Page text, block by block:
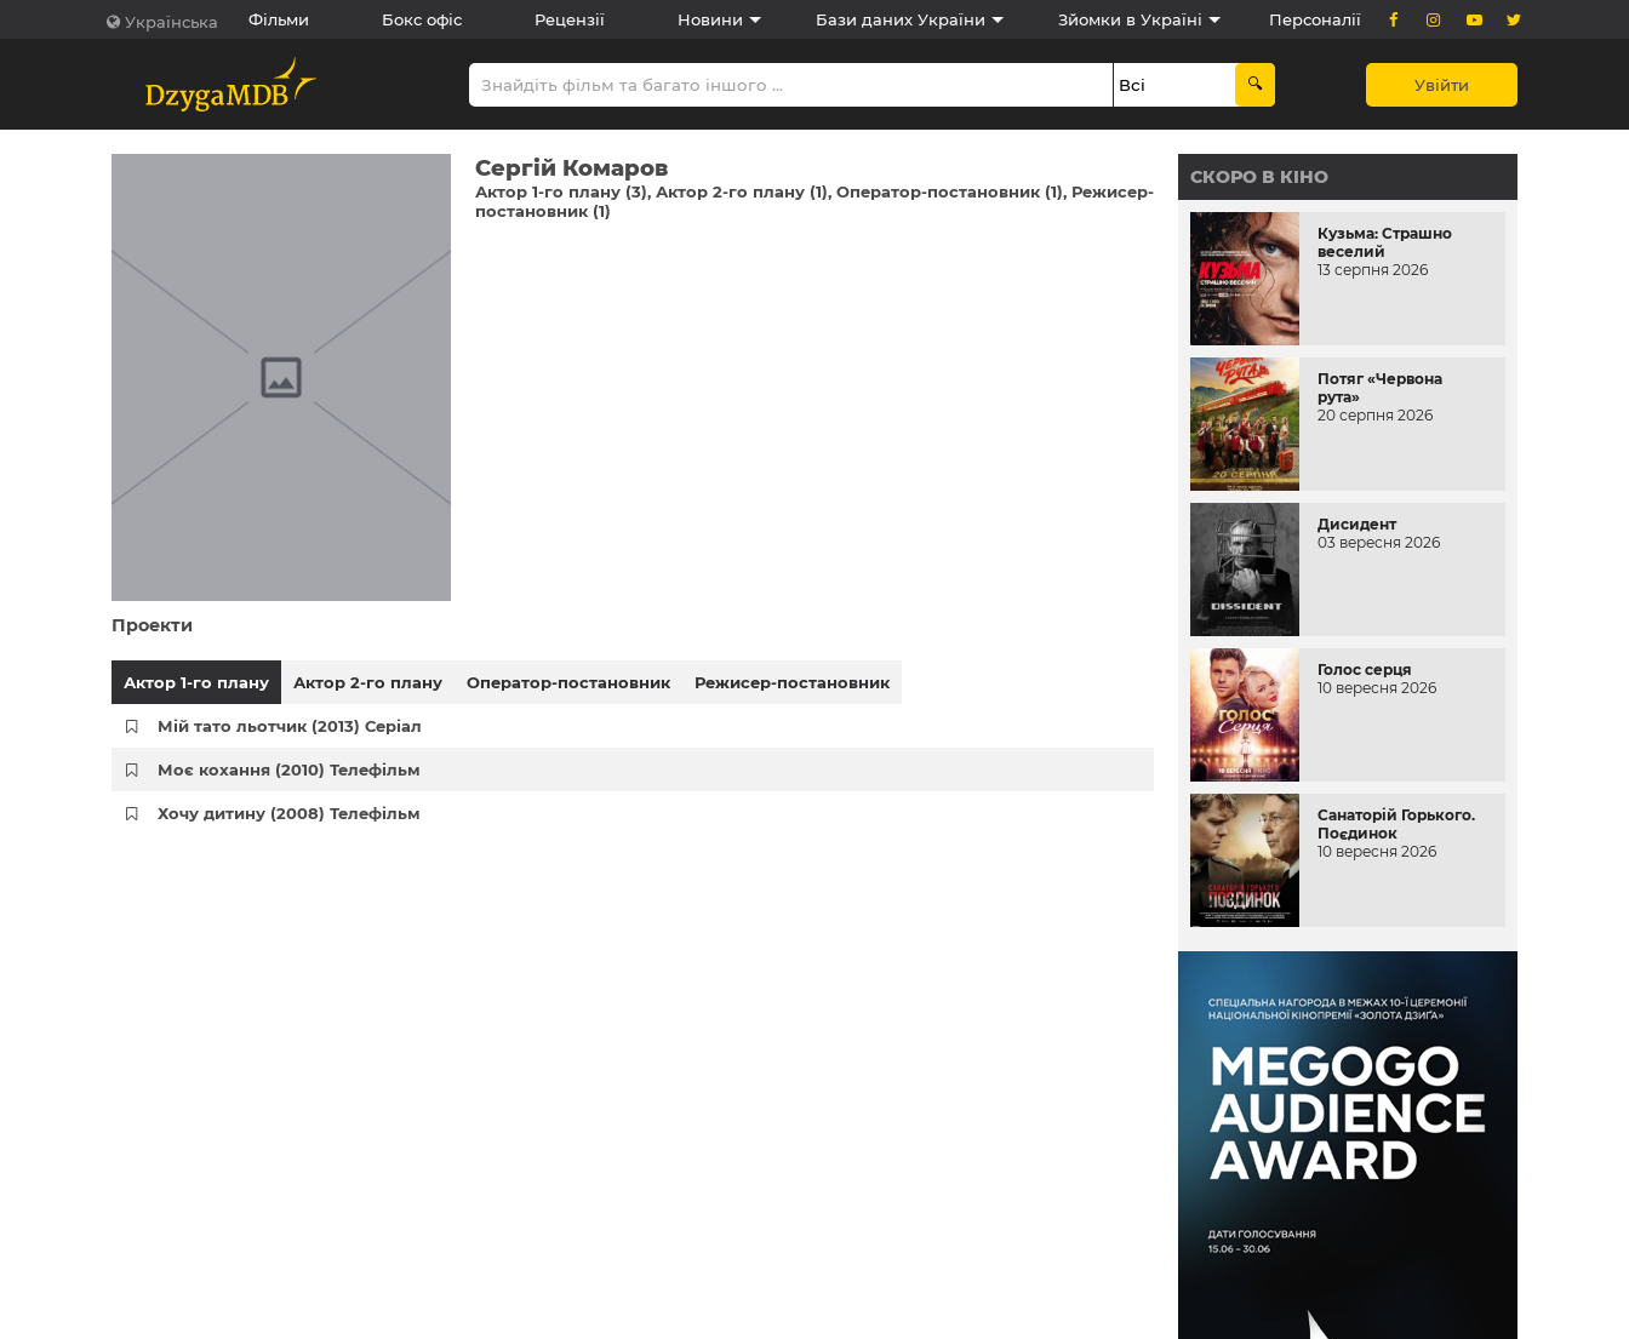
Українська Фільми Бокс офіс Рецензії Новини Бази даних України Зйомки в Україні Персоналії
Увійти
Сергій Комаров
Актор 1-го плану (3) Актор 2-го плану (1) Оператор-постановник (1) Режисер-
постановник (1)
Проекти
Актор 1-го плану Актор 2-го плану Оператор-постановник Режисер-постановник
Мій тато льотчик (2013) Серіал
Моє кохання (2010) Телефільм
Хочу дитину (2008) Телефільм
СКОРО В КІНО
Кузьма: Страшно
веселий
13 серпня 2026
Потяг «Червона
рута»
20 серпня 2026
Дисидент
03 вересня 2026
Голос серця
10 вересня 2026
Санаторій Горького.
Поєдинок
10 вересня 2026